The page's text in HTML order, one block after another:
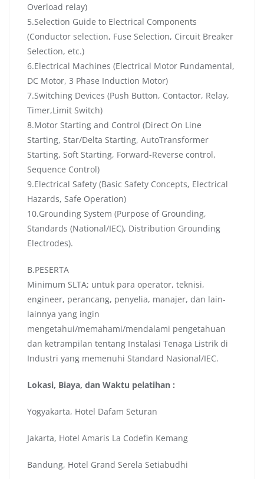
Overload relay)
5.Selection Guide to Electrical Components
(Conductor selection, Fuse Selection, Circuit Breaker
Selection, etc.)
6.Electrical Machines (Electrical Motor Fundamental,
DC Motor, 3 Phase Induction Motor)
7.Switching Devices (Push Button, Contactor, Relay,
Timer,Limit Switch)
8.Motor Starting and Control (Direct On Line
Starting, Star/Delta Starting, AutoTransformer
Starting, Soft Starting, Forward-Reverse control,
Sequence Control)
9.Electrical Safety (Basic Safety Concepts, Electrical
Hazards, Safe Operation)
10.Grounding System (Purpose of Grounding,
Standards (National/IEC), Distribution Grounding
Electrodes).
B.PESERTA
Minimum SLTA; untuk para operator, teknisi,
engineer, perancang, penyelia, manajer, dan lain-
lainnya yang ingin
mengetahui/memahami/mendalami pengetahuan
dan ketrampilan tentang Instalasi Tenaga Listrik di
Industri yang memenuhi Standard Nasional/IEC.
Lokasi, Biaya, dan Waktu pelatihan :
Yogyakarta, Hotel Dafam Seturan
Jakarta, Hotel Amaris La Codefin Kemang
Bandung, Hotel Grand Serela Setiabudhi